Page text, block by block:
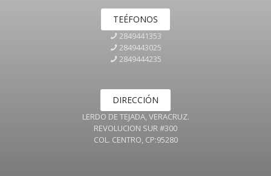
TEÉFONOS
2849441353
2849443025
2849444235
DIRECCIÓN
LERDO DE TEJADA, VERACRUZ.
REVOLUCION SUR #300
COL. CENTRO, CP:95280